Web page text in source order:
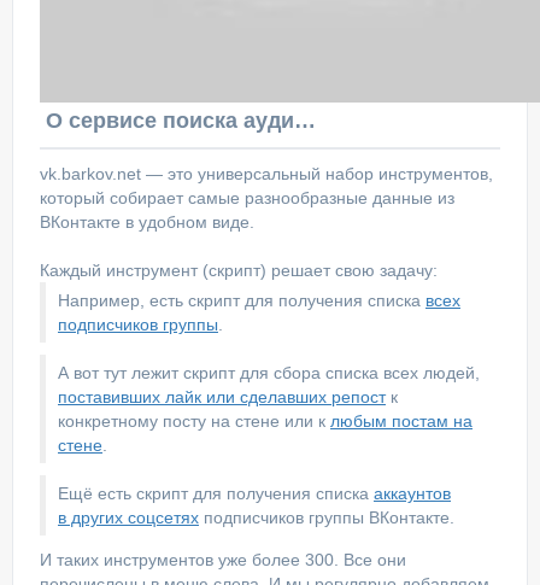
О сервисе поиска аудитории ВКонтакте
vk.barkov.net — это универсальный набор инструментов,
который собирает самые разнообразные данные из
ВКонтакте в удобном виде.
Каждый инструмент (скрипт) решает свою задачу:
Например, есть скрипт для получения списка всех
подписчиков группы
А вот тут лежит скрипт для сбора списка всех людей,
поставивших лайк или сделавших репостк
конкретному посту на стене или к любым постам на
стене
Ещё есть скрипт для получения списка аккаунтов
в других соцсетях подписчиков группы ВКонтакте.
И таких инструментов уже более 300. Все они